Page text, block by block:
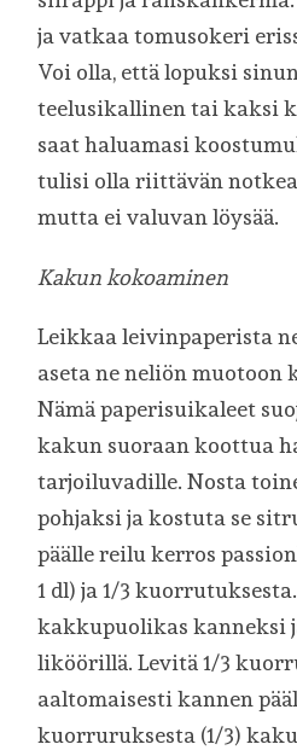
ja vatkaa tomusokeri
Voi olla, että lopuksi
teelusikallinen tai kaksi
saat haluamasi
tulisi olla riittävän
mutta ei valuvan löysää.
Kakun kokoaminen
Leikkaa leivinpaperista
aseta ne neliön muotoon
Nämä paperisuikaleet
kakun suoraan koottua
tarjoiluvadille. Nosta
pohjaksi ja kostuta se
päälle reilu kerros
1 dl) ja 1/3
kakkupuolikas kanneksi
liköörillä. Levitä 1/3
aaltomaisesti kannen
kuorruruksesta (1/3)